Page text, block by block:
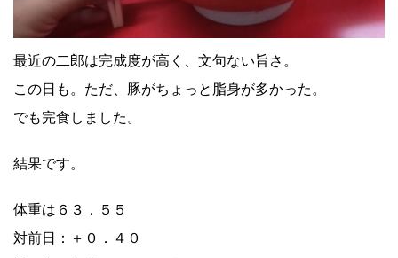
最近の二郎は完成度が高く、文句ない旨さ。
この日も。ただ、豚がちょっと脂身が多かった。
でも完食しました。
結果です。
体重は６３．５５
対前日：＋０．４０